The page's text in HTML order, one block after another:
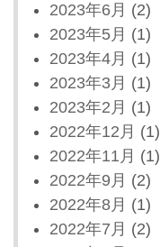
2023年6月 (2)
2023年5月 (1)
2023年4月 (1)
2023年3月 (1)
2023年2月 (1)
2022年12月 (1)
2022年11月 (1)
2022年9月 (2)
2022年8月 (1)
2022年7月 (2)